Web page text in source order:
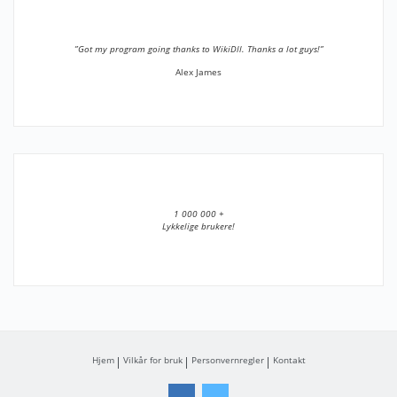
”Got my program going thanks to WikiDll. Thanks a lot guys!”
Alex James
1 000 000 +
Lykkelige brukere!
Hjem Vilkår for bruk Personvernregler Kontakt